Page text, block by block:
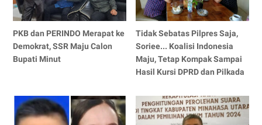
PKB dan PERINDO Merapat ke
Demokrat, SSR Maju Calon
Bupati Minut
Tidak Sebatas Pilpres Saja,
Soriee... Koalisi Indonesia
Maju, Tetap Kompak Sampai
Hasil Kursi DPRD dan Pilkada